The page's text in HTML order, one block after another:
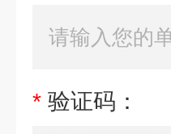
* 验证码：